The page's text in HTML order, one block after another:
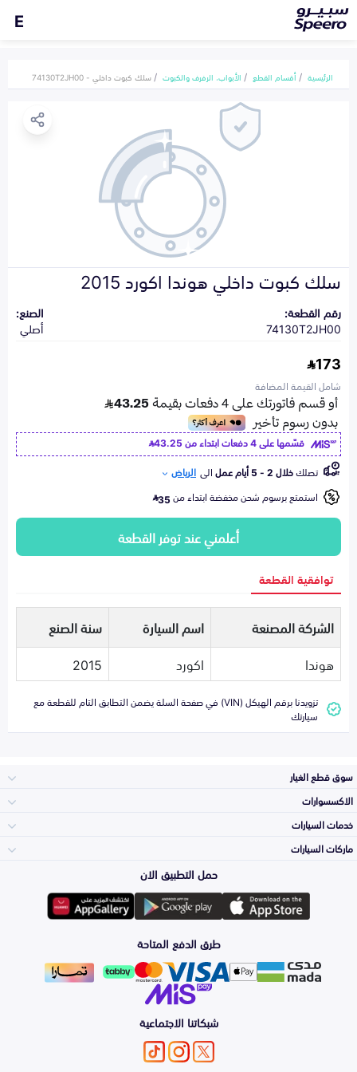
E
الرئيسية أقسام القطع الأبواب، الرفرف والكبوت سلك كبوت داخلي - 74130T2JH00
سلك كبوت داخلي هوندا اكورد 2015
رقم القطعة:
74130T2JH00
الصنع:
أصلي
173
شامل القيمة المضافة
قسّمها على 4 دفعات ابتداء من
43.25
تصلكخلال 2 - 5 أيام عمل الى الرياض
استمتع برسوم شحن مخفضة ابتداء من35
أعلمني عند توفر القطعة
توافقية القطعة
الشركة المصنعة اسم السيارة
سنة الصنع
هوندا
اكورد 2015
تزويدنا برقم الهيكل (VIN) في صفحة السلة يضمن التطابق التام للقطعة مع
سيارتك
سوق قطع الغيار
المكائن، القيرات
وملحقاتها
الشمعات
والاصطبات (الاضاءة)
الفرامل والأقمشة
الاكسسوارات
لوازم الرحلات
اكسسوارات العناية
الزيوت و السوائل
خدمات السيارات
الأكثر مبيعاً
التلميع والعناية
اصلاح الطلاء
ماركات السيارات
تويوتا
هيونداي
كيا
حمل التطبيق الان
طرق الدفع المتاحة
شبكاتنا الاجتماعية